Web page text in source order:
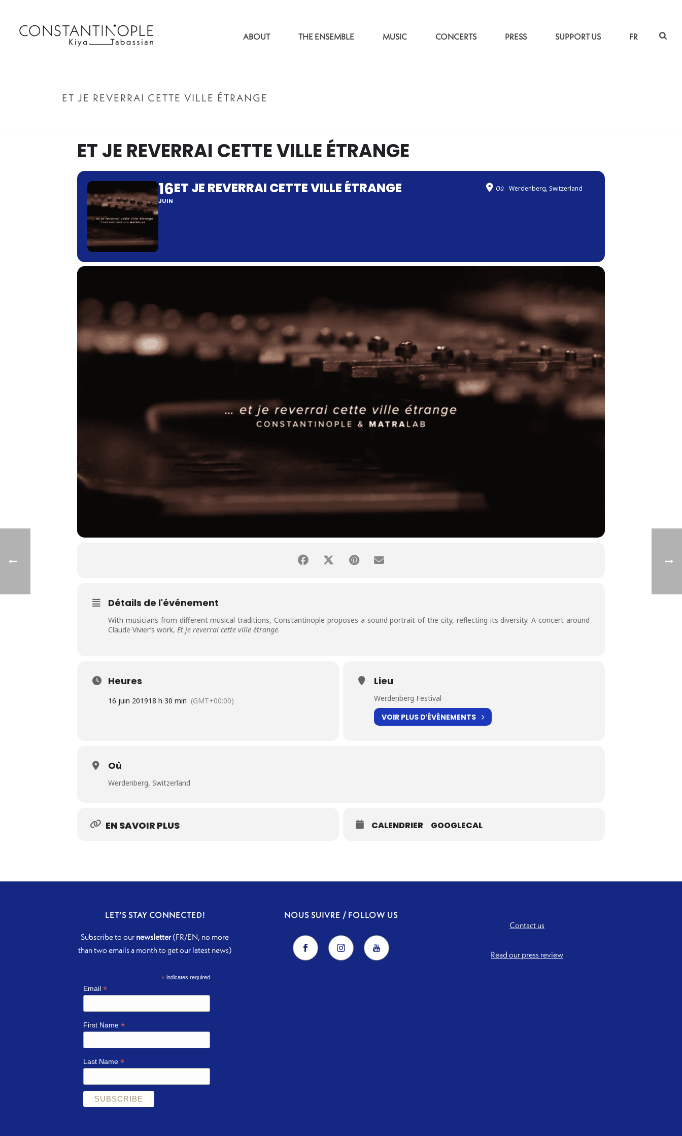
ABOUT THE ENSEMBLE MUSIC CONCERTS PRESS SUPPORT US FR
ET JE REVERRAI CETTE VILLE ÉTRANGE
ET JE REVERRAI CETTE VILLE ÉTRANGE
16
JUIN
ET JE REVERRAI CETTE VILLE ÉTRANGE Où Werdenberg, Switzerland
Détails de l'événement
With musicians from different musical traditions, Constantinople proposes a sound portrait of the city, reflecting its diversity. A concert around
Claude Vivier’s work, Et je reverrai cette ville étrange.
Heures
16 juin 201918 h 30 min (GMT+00:00)
Lieu
Werdenberg Festival
VOIR PLUS D′ÉVÉNEMENTS
Où
Werdenberg, Switzerland
EN SAVOIR PLUS CALENDRIER GOOGLECAL
LET’S STAY CONNECTED!
Subscribe to our newsletter(FR/EN, no more
than two emails a month to get our latest news)
*indicates required
Email *
First Name *
Last Name *
NOUS SUIVRE / FOLLOW US
Contact us
Read our press review